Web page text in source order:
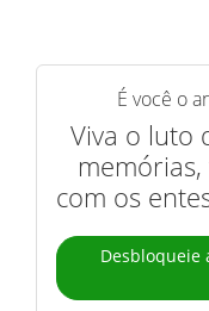
É você o
Viva o luto
com os
Desbloqueie